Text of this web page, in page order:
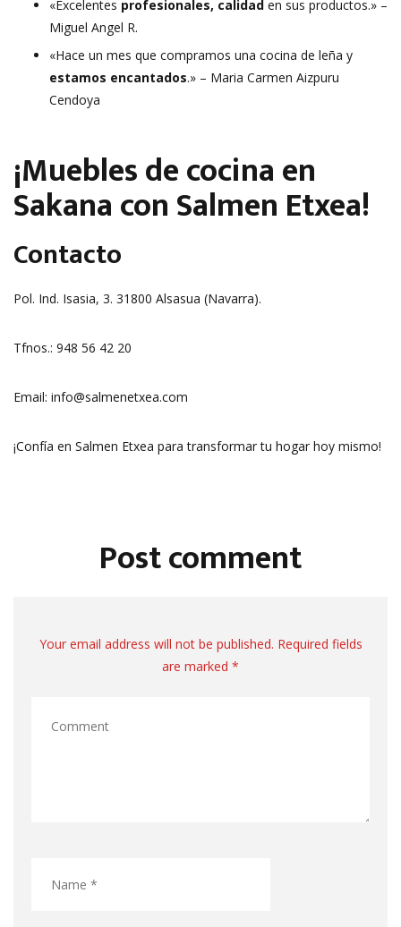
«Excelentes profesionales, calidad en sus productos.» –
Miguel Angel R.
«Hace un mes que compramos una cocina de leña y
estamos encantados.» – Maria Carmen Aizpuru
Cendoya
¡Muebles de cocina en
Sakana con Salmen Etxea!
Contacto
Pol. Ind. Isasia, 3. 31800 Alsasua (Navarra).
Tfnos.: 948 56 42 20
Email: info@salmenetxea.com
¡Confía en Salmen Etxea para transformar tu hogar hoy mismo!
Post comment
Your email address will not be published. Required fields
are marked *